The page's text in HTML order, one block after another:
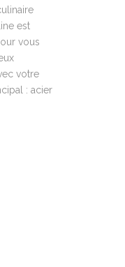
est
vous
votre
: acier